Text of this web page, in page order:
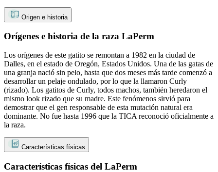
Origen e historia
Orígenes e historia de la raza LaPerm
Los orígenes de este gatito se remontan a 1982 en la ciudad de
Dalles, en el estado de Oregón, Estados Unidos. Una de las gatas de
una granja nació sin pelo, hasta que dos meses más tarde comenzó a
desarrollar un pelaje ondulado, por lo que la llamaron Curly
(rizado). Los gatitos de Curly, todos machos, también heredaron el
mismo look rizado que su madre. Este fenómenos sirvió para
demostrar que el gen responsable de esta mutación natural era
dominante. No fue hasta 1996 que la TICA reconoció oficialmente a
la raza.
Características físicas
Características físicas del LaPerm